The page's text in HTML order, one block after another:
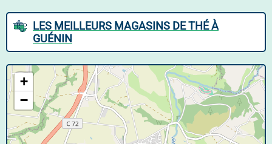
LES MEILLEURS MAGASINS DE THÉ À
GUÉNIN
+
−